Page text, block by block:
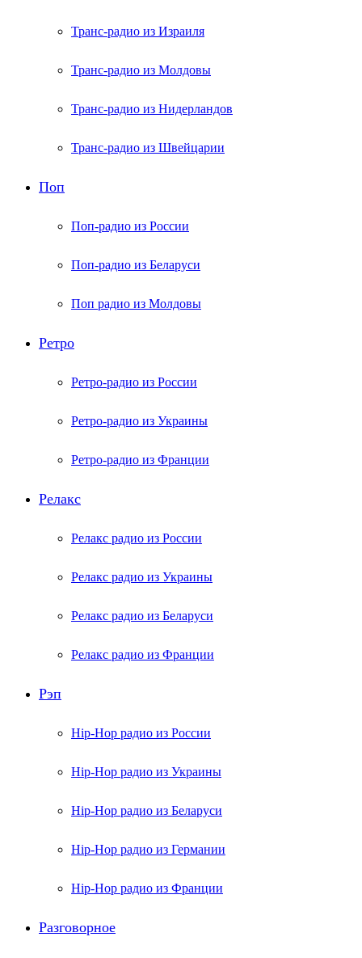
Транс-радио из Израиля
Транс-радио из Молдовы
Транс-радио из Нидерландов
Транс-радио из Швейцарии
Поп
Поп-радио из России
Поп-радио из Беларуси
Поп радио из Молдовы
Ретро
Ретро-радио из России
Ретро-радио из Украины
Ретро-радио из Франции
Релакс
Релакс радио из России
Релакс радио из Украины
Релакс радио из Беларуси
Релакс радио из Франции
Рэп
Hip-Hop радио из России
Hip-Hop радио из Украины
Hip-Hop радио из Беларуси
Hip-Hop радио из Германии
Hip-Hop радио из Франции
Разговорное